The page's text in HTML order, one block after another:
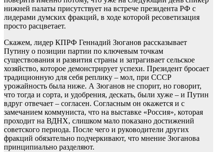
нижней палаты присутствует на встрече президента РФ с
лидерами думских фракций, в ходе которой ресоветизация
просто расцветает.
Скажем, лидер КПРФ Геннадий Зюганов рассказывает
Путину о позиции партии по ключевым точкам
существования и развития страны и затрагивает сельское
хозяйство, которое демонстрирует успехи. Президент бросает
традиционную для себя реплику – мол, при СССР
урожайность была ниже. А Зюганов не спорит, но говорит,
что тогда и сорта, и удобрения, дескать, были хуже – и Путин
вдруг отвечает – согласен. Согласным он окажется и с
замечанием коммуниста, что на выставке «Россия», которая
проходит на ВДНХ, слишком мало показано достижений
советского периода. После чего и руководители других
фракций обязательно подчеркивают, что мнение Зюганова
принципиально разделяют.